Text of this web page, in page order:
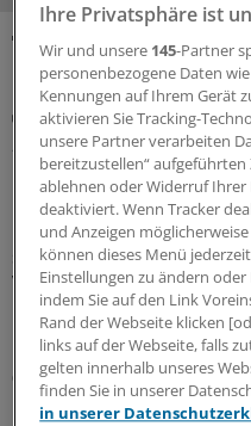
MEHR ZUM THEMA
Positionspapier
„Überbordende
CDU sorgt sich um
Pflegeinfrastruktur
Bau, Erhalt und
seien Voraussetzungen
Versorgung, stellt der
Bürokratische Eingriffe
Nötig sei ein Umdenken
02.08.2026
Ihre Privatsphäre ist
Wir und unsere 145-Partner
personenbezogene Daten
Kennungen auf Ihrem Gerät
aktivieren Sie Tracking-
unsere Partner verarbeiten
bereitzustellen“ aufgeführten
ablehnen oder Widerruf Ihrer
deaktiviert. Wenn Tracker
und Anzeigen
können dieses Menü
Einstellungen zu ändern
indem Sie auf den Link
Rand der Webseite klicken
links auf der Webseite, falls
gelten innerhalb unseres
finden Sie in unserer
in unserer